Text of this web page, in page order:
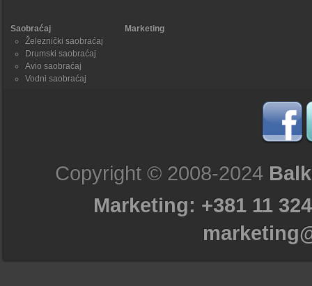
Saobraćaj
Železnički saobraćaj
Drumski saobraćaj
Avio saobraćaj
Vodni saobraćaj
Marketing
Copyright © 2008-2024
Marketing: +381 11